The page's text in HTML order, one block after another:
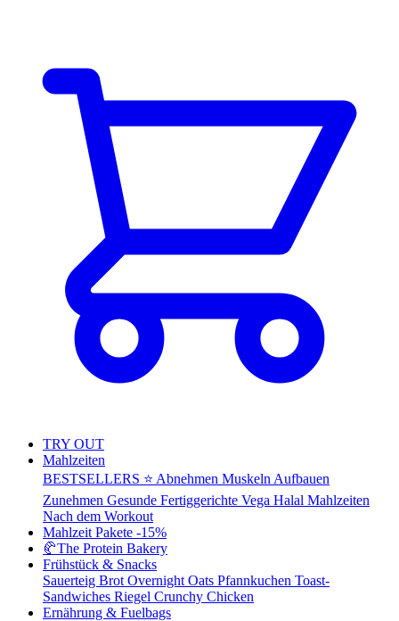
TRY OUT
Mahlzeiten
BESTSELLERS ⭐ Abnehmen Muskeln Aufbauen
Zunehmen Gesunde Fertiggerichte Vega Halal Mahlzeiten
Nach dem Workout
Mahlzeit Pakete -15%
🥐The Protein Bakery
Frühstück & Snacks
Sauerteig Brot Overnight Oats Pfannkuchen Toast-
Sandwiches Riegel Crunchy Chicken
Ernährung & Fuelbags